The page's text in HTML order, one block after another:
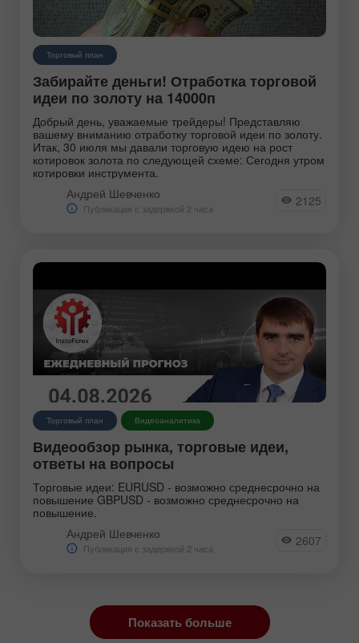
Торговый план
Забирайте деньги! Отработка торговой
идеи по золоту на 14000п
Добрый день, уважаемые трейдеры! Представляю
вашему вниманию отработку торговой идеи по золоту.
Итак, 30 июля мы давали торговую идею на рост
котировок золота по следующей схеме: Сегодня утром
котировки инструмента.
Андрей Шевченко
Публикация с задержкой 2 часа 2125
Торговый план Видеоаналитика
Видеообзор рынка, торговые идеи,
ответы на вопросы
Торговые идеи: EURUSD - возможно среднесрочно на
повышение GBPUSD - возможно среднесрочно на
повышение.
Андрей Шевченко
Публикация с задержкой 2 часа 2607
Показать больше